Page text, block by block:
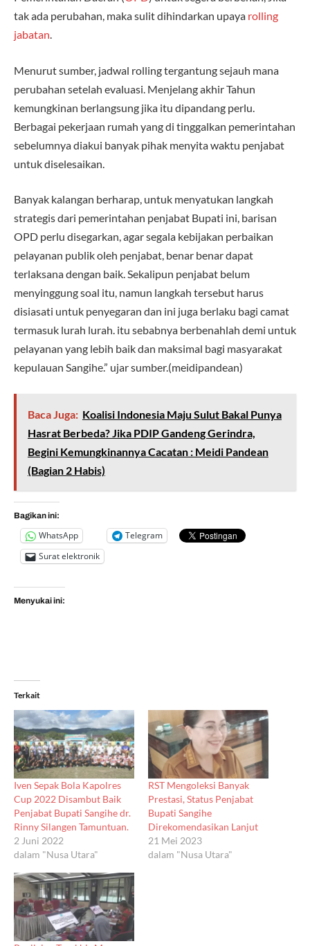
tak ada perubahan, maka sulit dihindarkan upaya rolling
jabatan.
Menurut sumber, jadwal rolling tergantung sejauh mana
perubahan setelah evaluasi. Menjelang akhir Tahun
kemungkinan berlangsung jika itu dipandang perlu.
Berbagai pekerjaan rumah yang di tinggalkan pemerintahan
sebelumnya diakui banyak pihak menyita waktu penjabat
untuk diselesaikan.
Banyak kalangan berharap, untuk menyatukan langkah
strategis dari pemerintahan penjabat Bupati ini, barisan
OPD perlu disegarkan, agar segala kebijakan perbaikan
pelayanan publik oleh penjabat, benar benar dapat
terlaksana dengan baik. Sekalipun penjabat belum
menyinggung soal itu, namun langkah tersebut harus
disiasati untuk penyegaran dan ini juga berlaku bagi camat
termasuk lurah lurah. itu sebabnya berbenahlah demi untuk
pelayanan yang lebih baik dan maksimal bagi masyarakat
kepulauan Sangihe.” ujar sumber.(meidipandean)
Baca Juga: Koalisi Indonesia Maju Sulut Bakal Punya
Hasrat Berbeda? Jika PDIP Gandeng Gerindra,
Begini Kemungkinannya Cacatan : Meidi Pandean
(Bagian 2 Habis)
Bagikan ini:
WhatsApp
Telegram
Surat elektronik
Menyukai ini:
Terkait
Iven Sepak Bola Kapolres
Cup 2022 Disambut Baik
Penjabat Bupati Sangihe dr.
Rinny Silangen Tamuntuan.
2 Juni 2022
dalam "Nusa Utara"
RST Mengoleksi Banyak
Prestasi, Status Penjabat
Bupati Sangihe
Direkomendasikan Lanjut
21 Mei 2023
dalam "Nusa Utara"